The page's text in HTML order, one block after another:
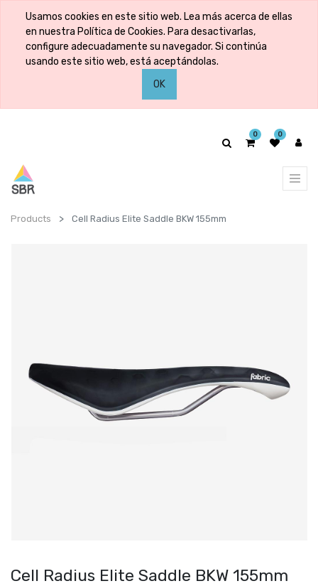
Usamos cookies en este sitio web. Lea más acerca de ellas
en nuestra Política de Cookies. Para desactivarlas,
configure adecuadamente su navegador. Si continúa
usando este sitio web, está aceptándolas.
OK
0 0
Products Cell Radius Elite Saddle BKW 155mm
Cell Radius Elite Saddle BKW 155mm